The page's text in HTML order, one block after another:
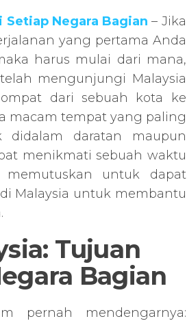
Negara Bagian – Jika
yang pertama Anda
harus mulai dari mana,
mengunjungi Malaysia
dari sebuah kota ke
macam tempat yang paling
daratan maupun
menikmati sebuah waktu
untuk dapat
Malaysia untuk membantu
Tujuan
Bagian
pernah mendengarnya: